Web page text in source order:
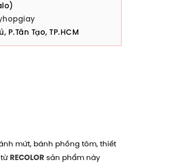
Tạo, TP.HCM
mứt, bánh phồng tôm, thiết
RECOLOR sản phẩm này